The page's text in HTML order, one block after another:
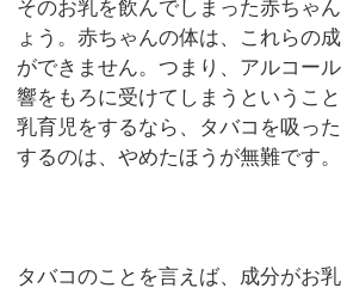
そのお乳を飲んでしまった赤ちゃ
ょう。赤ちゃんの体は、これらの
ができません。つまり、アルコー
響をもろに受けてしまうというこ
乳育児をするなら、タバコを吸っ
するのは、やめたほうが無難です。
タバコのことを言えば、成分がお